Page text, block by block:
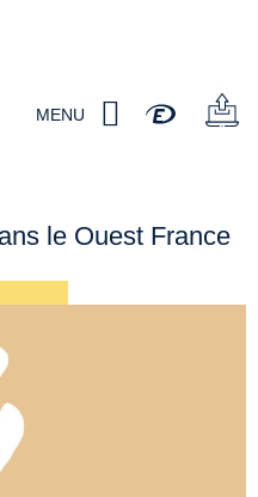
MENU
le Ouest France